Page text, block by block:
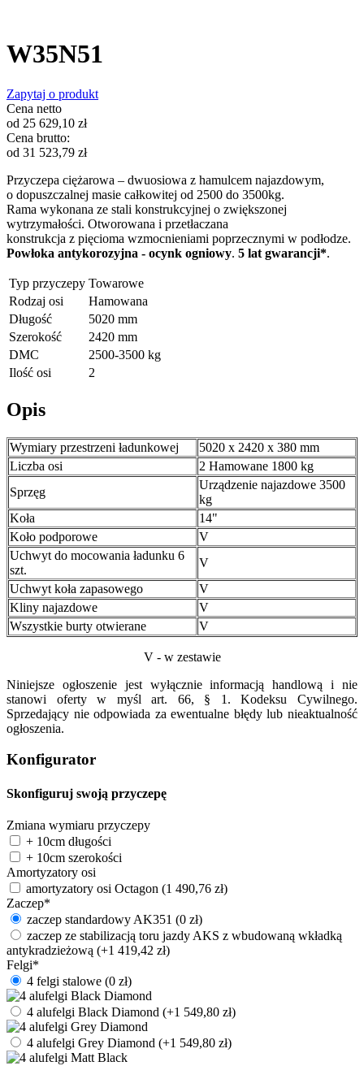
W35N51
Zapytaj o produkt
Cena netto
od 25 629,10 zł
Cena brutto:
od 31 523,79 zł
Przyczepa ciężarowa – dwuosiowa z hamulcem najazdowym,
o dopuszczalnej masie całkowitej od 2500 do 3500kg.
Rama wykonana ze stali konstrukcyjnej o zwiększonej
wytrzymałości. Otworowana i przetłaczana
konstrukcja z pięcioma wzmocnieniami poprzecznymi w podłodze.
Powłoka antykorozyjna - ocynk ogniowy. 5 lat gwarancji*.
Typ przyczepy Towarowe
Rodzaj osi
Hamowana
Długość
5020 mm
Szerokość
2420 mm
DMC
2500-3500 kg
Ilość osi
2
Opis
Wymiary przestrzeni ładunkowej
5020 x 2420 x 380 mm
Liczba osi
2 Hamowane 1800 kg
Sprzęg
Urządzenie najazdowe 3500
kg
Koła
14"
Koło podporowe
V
Uchwyt do mocowania ładunku 6
szt.
V
Uchwyt koła zapasowego
V
Kliny najazdowe
V
Wszystkie burty otwierane
V
V - w zestawie
Niniejsze ogłoszenie jest wyłącznie informacją handlową i nie
stanowi oferty w myśl art. 66, § 1. Kodeksu Cywilnego.
Sprzedający nie odpowiada za ewentualne błędy lub nieaktualność
ogłoszenia.
Konfigurator
Skonfiguruj swoją przyczepę
Zmiana wymiaru przyczepy
+ 10cm długości
+ 10cm szerokości
Amortyzatory osi
amortyzatory osi Octagon (1 490,76 zł)
Zaczep*
zaczep standardowy AK351 (0 zł)
zaczep ze stabilizacją toru jazdy AKS z wbudowaną wkładką
antykradzieżową (+1 419,42 zł)
Felgi*
4 felgi stalowe (0 zł)
4 alufelgi Black Diamond (+1 549,80 zł)
4 alufelgi Grey Diamond (+1 549,80 zł)